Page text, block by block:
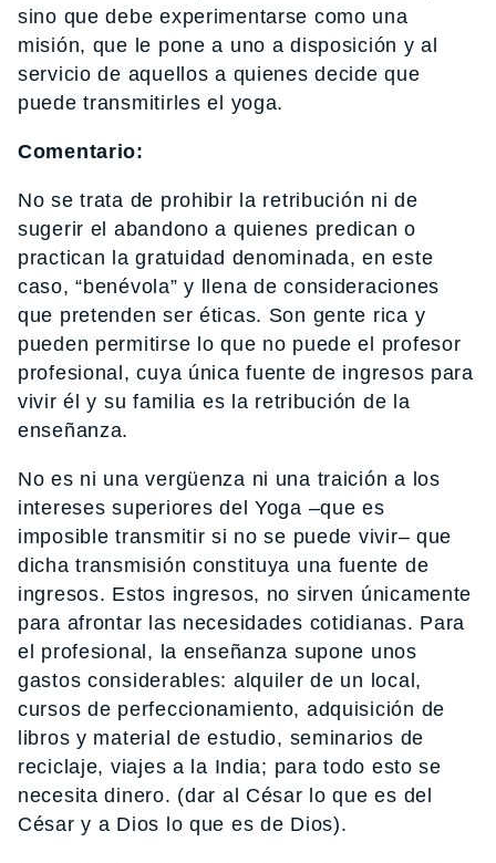
sino que debe experimentarse como una
misión, que le pone a uno a disposición y al
servicio de aquellos a quienes decide que
puede transmitirles el yoga.
Comentario:
No se trata de prohibir la retribución ni de
sugerir el abandono a quienes predican o
practican la gratuidad denominada, en este
caso, “benévola” y llena de consideraciones
que pretenden ser éticas. Son gente rica y
pueden permitirse lo que no puede el profesor
profesional, cuya única fuente de ingresos para
vivir él y su familia es la retribución de la
enseñanza.
No es ni una vergüenza ni una traición a los
intereses superiores del Yoga –que es
imposible transmitir si no se puede vivir– que
dicha transmisión constituya una fuente de
ingresos. Estos ingresos, no sirven únicamente
para afrontar las necesidades cotidianas. Para
el profesional, la enseñanza supone unos
gastos considerables: alquiler de un local,
cursos de perfeccionamiento, adquisición de
libros y material de estudio, seminarios de
reciclaje, viajes a la India; para todo esto se
necesita dinero. (dar al César lo que es del
César y a Dios lo que es de Dios).